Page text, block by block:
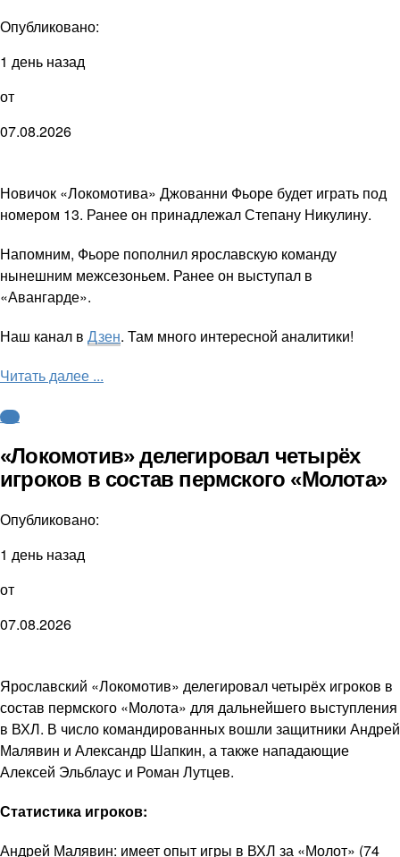
Опубликовано:
1 день назад
от
07.08.2026
Новичок «Локомотива» Джованни Фьоре будет играть под
номером 13. Ранее он принадлежал Степану Никулину.
Напомним, Фьоре пополнил ярославскую команду
нынешним межсезоньем. Ранее он выступал в
«Авангарде».
Наш канал в Дзен. Там много интересной аналитики!
Читать далее ...
КХЛ
«Локомотив» делегировал четырёх
игроков в состав пермского «Молота»
Опубликовано:
1 день назад
от
07.08.2026
Ярославский «Локомотив» делегировал четырёх игроков в
состав пермского «Молота» для дальнейшего выступления
в ВХЛ. В число командированных вошли защитники Андрей
Малявин и Александр Шапкин, а также нападающие
Алексей Эльблаус и Роман Лутцев.
Статистика игроков:
Андрей Малявин: имеет опыт игры в ВХЛ за «Молот» (74